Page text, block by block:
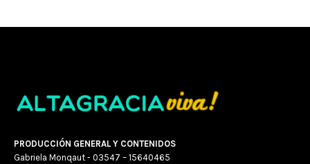
PRODUCCIÓN GENERAL Y CONTENIDOS
Gabriela Monqaut - 03547 – 15640465